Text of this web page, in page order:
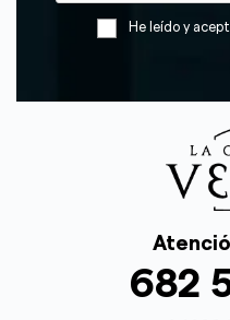
He leído y
682